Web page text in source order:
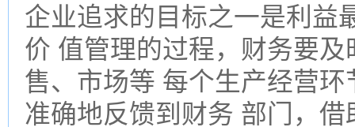
企业追求的目标之一是利益
价 值管理的过程，财务要
售、市场等 每个生产经营
准确地反馈到财务 部门，